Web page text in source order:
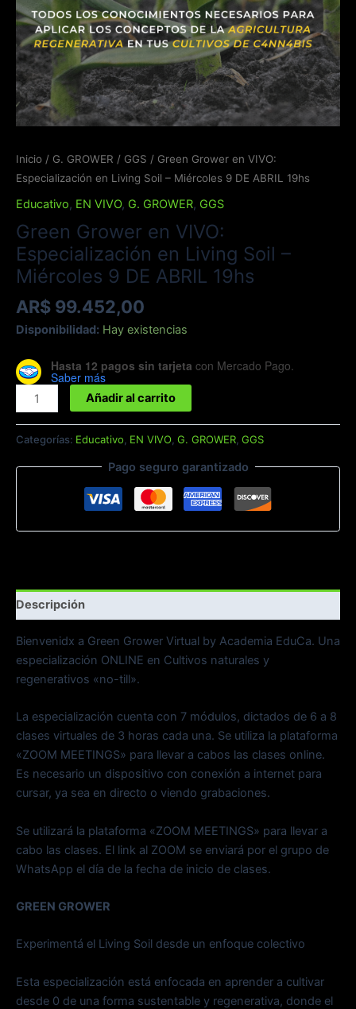
Inicio / G. GROWER / GGS / Green Grower en VIVO:
Especialización en Living Soil – Miércoles 9 DE ABRIL 19hs
Educativo, EN VIVO, G. GROWER, GGS
Green Grower en VIVO:
Especialización en Living Soil –
Miércoles 9 DE ABRIL 19hs
AR$ 99.452,00
Disponibilidad: Hay existencias
Hasta 12 pagos sin tarjeta con Mercado Pago.
Saber más
DE
ABRIL
19hs
cantidad
Añadir al carrito
Categorías: Educativo EN VIVO G. GROWER GGS
Pago seguro garantizado
Descripción
Bienvenidx a Green Grower Virtual by Academia EduCa. Una
especialización ONLINE en Cultivos naturales y
regenerativos «no-till».
La especialización cuenta con 7 módulos, dictados de 6 a 8
clases virtuales de 3 horas cada una. Se utiliza la plataforma
«ZOOM MEETINGS» para llevar a cabos las clases online.
Es necesario un dispositivo con conexión a internet para
cursar, ya sea en directo o viendo grabaciones.
Se utilizará la plataforma «ZOOM MEETINGS» para llevar a
cabo las clases. El link al ZOOM se enviará por el grupo de
WhatsApp el día de la fecha de inicio de clases.
GREEN GROWER
Experimentá el Living Soil desde un enfoque colectivo
Esta especialización está enfocada en aprender a cultivar
desde 0 de una forma sustentable y regenerativa, donde el